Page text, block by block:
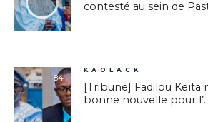
contesté au sein de
84
KAOLACK
[Tribune] Fadilou Keïta
bonne nouvelle pour